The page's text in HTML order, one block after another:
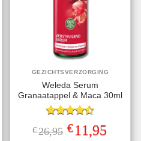
GEZICHTSVERZORGING
Weleda Serum
Granaatappel & Maca 30ml
Gewaardeerd
4.50uit 5
€26,95 Oorspronkelijke
prijs
€11,95prijs